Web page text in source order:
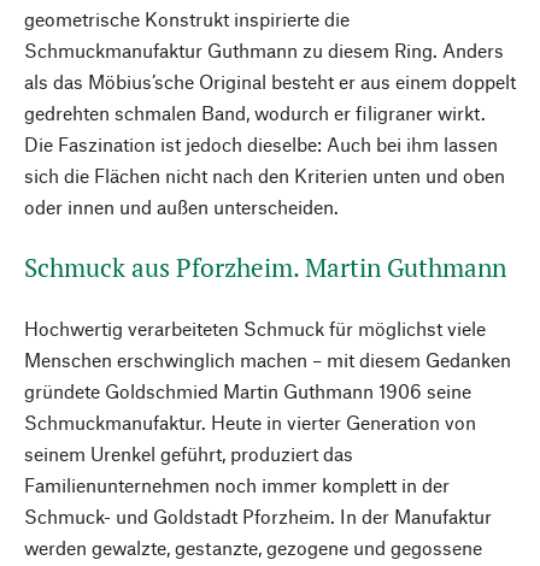
geometrische Konstrukt inspirierte die
Schmuckmanufaktur Guthmann zu diesem Ring. Anders
als das Möbius’sche Original besteht er aus einem doppelt
gedrehten schmalen Band, wodurch er filigraner wirkt.
Die Faszination ist jedoch dieselbe: Auch bei ihm lassen
sich die Flächen nicht nach den Kriterien unten und oben
oder innen und außen unterscheiden.
Schmuck aus Pforzheim. Martin Guthmann
Hochwertig verarbeiteten Schmuck für möglichst viele
Menschen erschwinglich machen – mit diesem Gedanken
gründete Goldschmied Martin Guthmann 1906 seine
Schmuckmanufaktur. Heute in vierter Generation von
seinem Urenkel geführt, produziert das
Familienunternehmen noch immer komplett in der
Schmuck- und Goldstadt Pforzheim. In der Manufaktur
werden gewalzte, gestanzte, gezogene und gegossene